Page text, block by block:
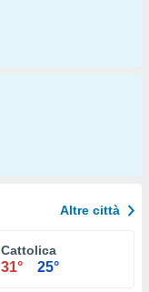
Altre città
Cattolica
31° 25°